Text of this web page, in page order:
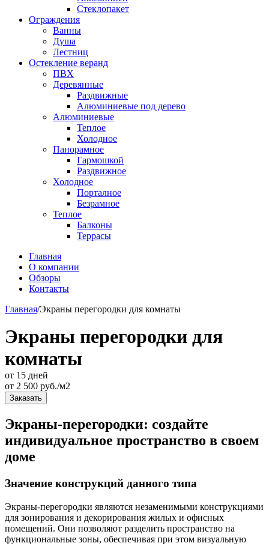
Стеклопакет
Ограждения
Ванны
Душа
Лестниц
Остекление веранд
ПВХ
Деревянные
Раздвижные
Алюминиевые под дерево
Алюминиевые
Теплое
Холодное
Панорамное
Гармошкой
Раздвижное
Холодное
Порталное
Безрамное
Теплое
Балконы
Террасы
Главная
О компании
Обзоры
Контакты
Главная/Экраны перегородки для комнаты
Экраны перегородки для
комнаты
от 15 дней
от 2 500 руб./м2
Заказать
Экраны-перегородки: создайте
индивидуальное пространство в своем
доме
Значение конструкций данного типа
Экраны-перегородки являются незаменимыми конструкциями
для зонирования и декорирования жилых и офисных
помещений. Они позволяют разделить пространство на
функциональные зоны, обеспечивая при этом визуальную